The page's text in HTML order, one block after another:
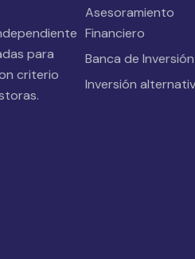
para
criterio
Asesoramiento
Financiero
Banca de Inversión
Inversión